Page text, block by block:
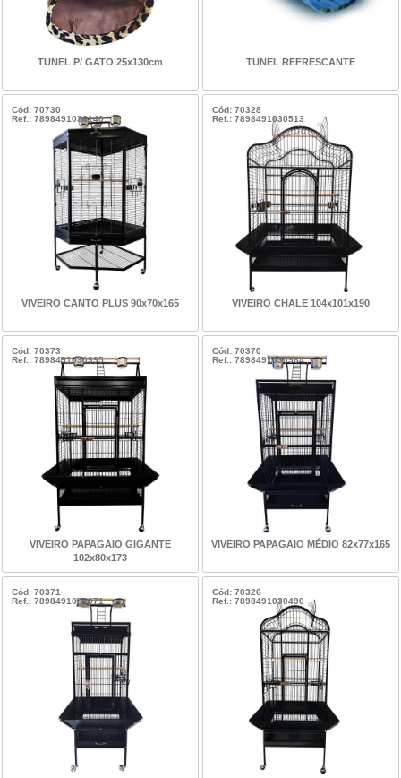
TUNEL P/ GATO 25x130cm TUNEL REFRESCANTE
Cód: 70730
Ref.: 7898491036140
VIVEIRO CANTO PLUS 90x70x165
Cód: 70328
Ref.: 7898491030513
VIVEIRO CHALE 104x101x190
Cód: 70373
Ref.: 7898491030995
VIVEIRO PAPAGAIO GIGANTE
102x80x173
Cód: 70370
Ref.: 7898491030964
VIVEIRO PAPAGAIO MÉDIO 82x77x165
Cód: 70371
Ref.: 7898491030971
Cód: 70326
Ref.: 7898491030490